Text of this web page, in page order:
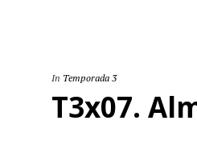
In Temporada 3
T3x07.